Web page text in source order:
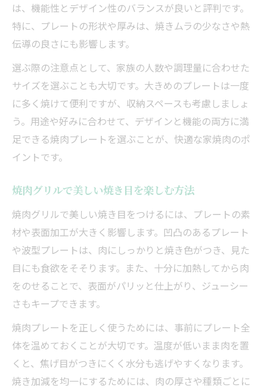
は、機能性とデザイン性のバランスが良いと評判です。
特に、プレートの形状や厚みは、焼きムラの少なさや熱
伝導の良さにも影響します。
選ぶ際の注意点として、家族の人数や調理量に合わせた
サイズを選ぶことも大切です。大きめのプレートは一度
に多く焼けて便利ですが、収納スペースも考慮しましょ
う。用途や好みに合わせて、デザインと機能の両方に満
足できる焼肉プレートを選ぶことが、快適な家焼肉のポ
イントです。
焼肉グリルで美しい焼き目を楽しむ方法
焼肉グリルで美しい焼き目をつけるには、プレートの素
材や表面加工が大きく影響します。凹凸のあるプレート
や波型プレートは、肉にしっかりと焼き色がつき、見た
目にも食欲をそそります。また、十分に加熱してから肉
をのせることで、表面がパリッと仕上がり、ジューシー
さもキープできます。
焼肉プレートを正しく使うためには、事前にプレート全
体を温めておくことが大切です。温度が低いまま肉を置
くと、焦げ目がつきにくく水分も逃げやすくなります。
焼き加減を均一にするためには、肉の厚さや種類ごとに